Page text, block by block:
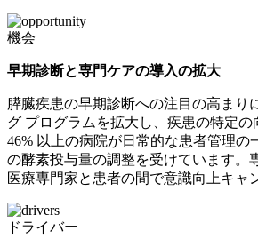
機会
早期診断と専門ケアの導入の拡大
膵臓疾患の早期診断への注目の高まり
グ プログラムを拡大し、疾患の特定
46% 以上の病院が日常的な患者管理
の酵素投与量の調整を受けています。
医療専門家と患者の間で意識向上キャ
ドライバー